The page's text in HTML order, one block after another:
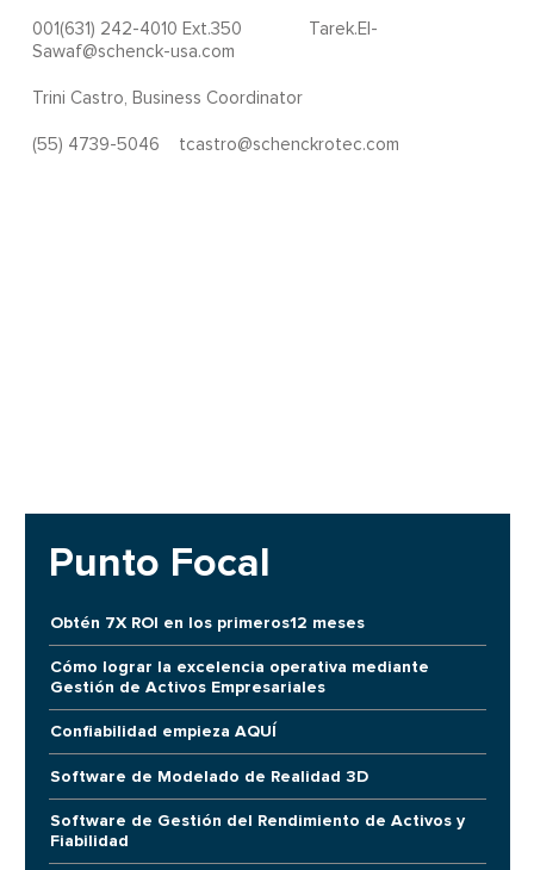
001(631) 242-4010 Ext.350 Tarek.El-
Sawaf@schenck-usa.com
Trini Castro, Business Coordinator
(55) 4739-5046 tcastro@schenckrotec.com
Punto Focal
Obtén 7X ROI en los primeros12 meses
Cómo lograr la excelencia operativa mediante
Gestión de Activos Empresariales
Confiabilidad empieza AQUÍ
Software de Modelado de Realidad 3D
Software de Gestión del Rendimiento de Activos y
Fiabilidad